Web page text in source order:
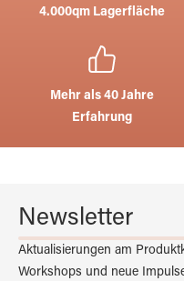
4.000qm Lagerfläche
Mehr als 40 Jahre
Erfahrung
Newsletter
Aktualisierungen am
Workshops und neue